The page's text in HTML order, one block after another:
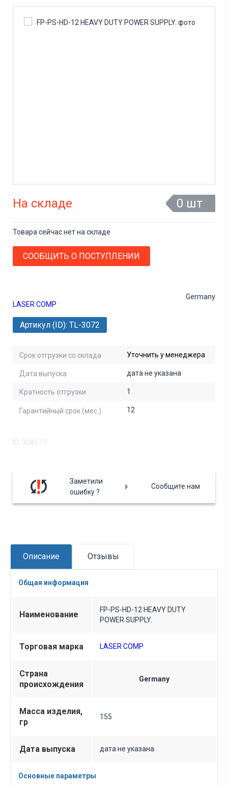
LASER COMP
Germany
Артикул (ID): TL-3072
Срок отгрузки со склада Уточнить у менеджера
Дата выпуска дата не указана
Кратность отгрузки 1
Гарантийный срок (мес.) 12
ID: 308277
На складе 0 шт
Товара сейчас нет на складе
СООБЩИТЬ О ПОСТУПЛЕНИИ
Заметили
ошибку ?
Сообщите нам
Описание Отзывы
Общая информация
Наименование
FP-PS-HD-12 HEAVY DUTY
POWER SUPPLY.
Торговая марка LASER COMP
Страна
происхождения
Germany
Масса изделия,
гр
155
Дата выпуска дата не указана
Основные параметры